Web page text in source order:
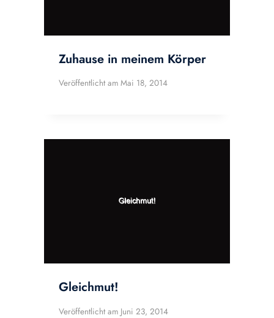
Zuhause in meinem Körper
Veröffentlicht am Mai 18, 2014
Gleichmut!
Veröffentlicht am Juni 23, 2014